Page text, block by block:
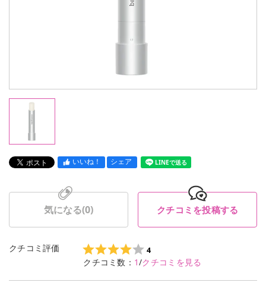
いいね！ シェア LINEで送る
気になる(0) クチコミを投稿する
クチコミ評価 4
クチコミ数： 1/クチコミを見る